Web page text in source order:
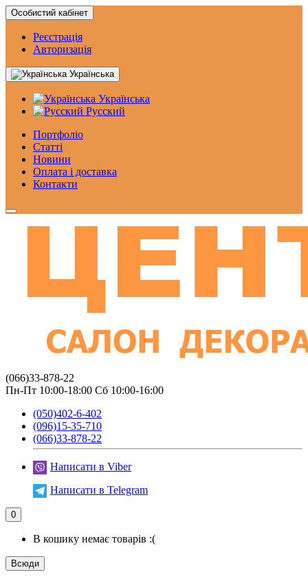
Особистий кабінет
Реєстрація
Авторизація
Українська
Українська
Русский
Портфоліо
Статтi
Новини
Оплата і доставка
Контакти
(066)33-878-22
Пн-Пт 10:00-18:00 Сб 10:00-16:00
(050)402-6-402
(096)15-35-710
(066)33-878-22
Написати в Viber
Написати в Telegram
0
В кошику немає товарів :(
Всюди